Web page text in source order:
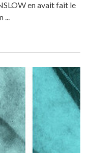
en avait fait le